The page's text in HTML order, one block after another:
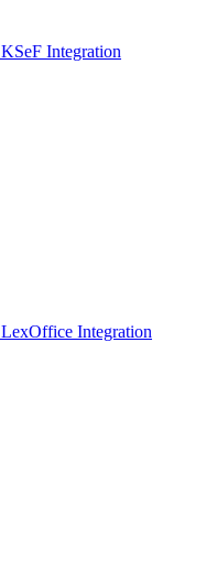
KSeF Integration
LexOffice Integration